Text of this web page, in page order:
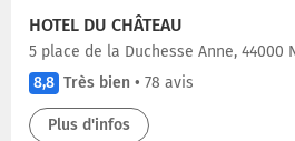
HOTEL DU CHÂTEAU
5 place de la Duchesse Anne, 44000
8,8 Très bien • 78 avis
Plus d'infos